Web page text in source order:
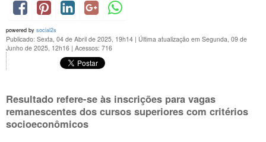
powered by social2s
Publicado: Sexta, 04 de Abril de 2025, 19h14 | Última atualização em Segunda, 09 de
Junho de 2025, 12h16 | Acessos: 716
Resultado refere-se às inscrições para vagas
remanescentes dos cursos superiores com critérios
socioeconômicos